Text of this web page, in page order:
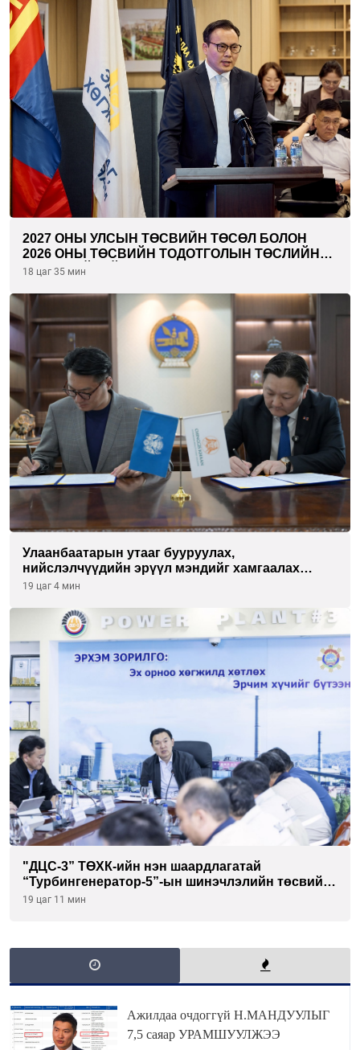
2027 ОНЫ УЛСЫН ТӨСВИЙН ТӨСӨЛ БОЛОН
2026 ОНЫ ТӨСВИЙН ТОДОТГОЛЫН ТӨСЛИЙН
ОЛОН НИЙТИЙН ХЭЛЭЛЦҮҮЛЭГ БОЛЛОО
18 цаг 35 мин
Улаанбаатарын утааг бууруулах,
нийслэлчүүдийн эрүүл мэндийг хамгаалах
төслийг “Чингис хаан баялгийн сан нэгдэл” ХХК-
19 цаг 4 мин
"ДЦС-3” ТӨХК-ийн нэн шаардлагатай
“Турбингенератор-5”-ын шинэчлэлийн төсвийг
шийдвэрлэхээр болов
19 цаг 11 мин
Ажилдаа очдоггүй Н.МАНДУУЛЫГ
7,5 саяар УРАМШУУЛЖЭЭ